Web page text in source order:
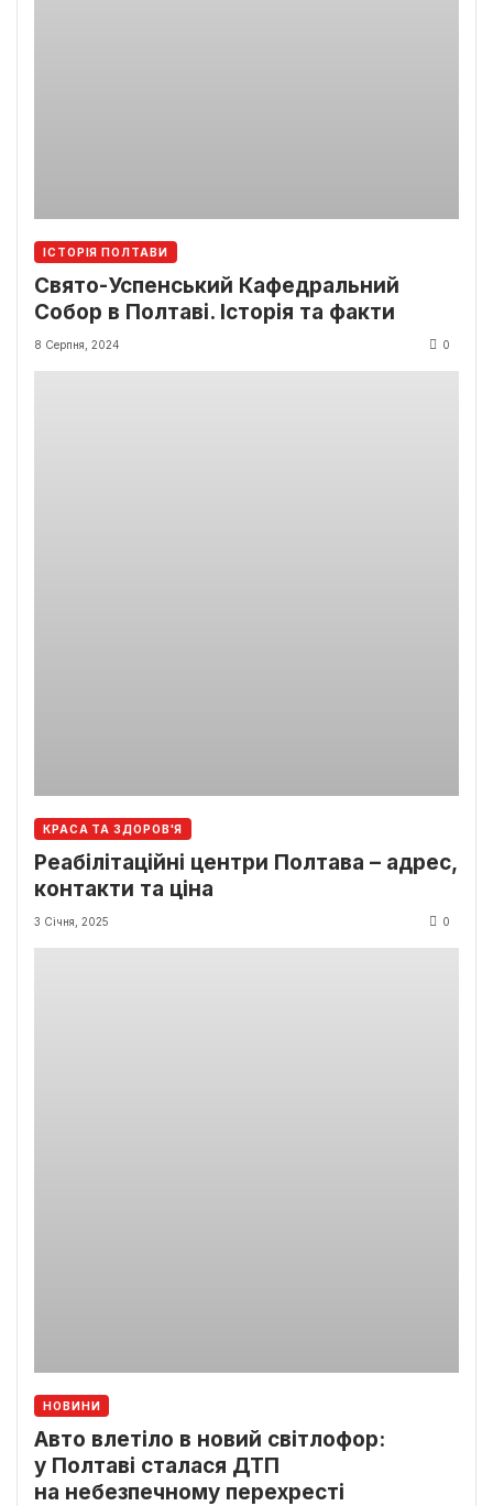
ІСТОРІЯ ПОЛТАВИ
Свято-Успенський Кафедральний
Собор в Полтаві. Історія та факти
8 Серпня, 2024 0
КРАСА ТА ЗДОРОВ'Я
Реабілітаційні центри Полтава – адрес,
контакти та ціна
3 Січня, 2025 0
НОВИНИ
Авто влетіло в новий світлофор:
у Полтаві сталася ДТП
на небезпечному перехресті